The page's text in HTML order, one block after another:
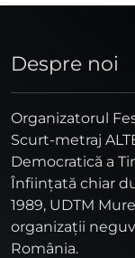
Despre noi
Organizatorul
Scurt-metraj
Democratică a
Înfiinţată chiar
1989, UDTM
organizaţii
România.